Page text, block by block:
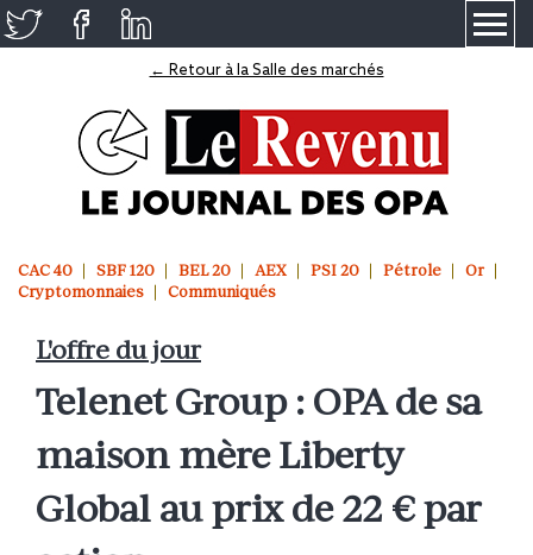
← Retour à la Salle des marchés
CAC 40 SBF 120 BEL 20 AEX PSI 20 Pétrole
Or
Cryptomonnaies
Communiqués
L'offre du jour
Telenet Group : OPA de sa
maison mère Liberty
Global au prix de 22 € par